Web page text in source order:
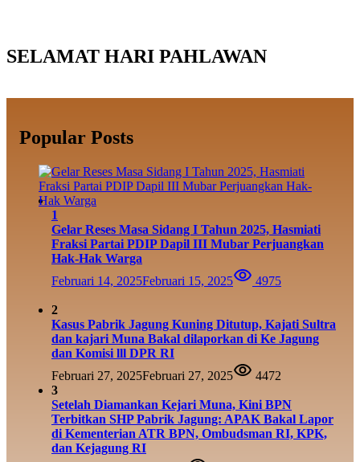
SELAMAT HARI PAHLAWAN
Popular Posts
1
Gelar Reses Masa Sidang I Tahun 2025, Hasmiati
Fraksi Partai PDIP Dapil III Mubar Perjuangkan
Hak-Hak Warga
Februari 14, 2025Februari 15, 2025 4975
2
Kasus Pabrik Jagung Kuning Ditutup, Kajati Sultra
dan kajari Muna Bakal dilaporkan di Ke Jagung
dan Komisi lll DPR RI
Februari 27, 2025Februari 27, 2025
4472
3
Setelah Diamankan Kejari Muna, Kini BPN
Terbitkan SHP Pabrik Jagung: APAK Bakal Lapor
di Kementerian ATR BPN, Ombudsman RI, KPK,
dan Kejagung RI